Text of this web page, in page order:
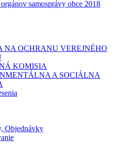
samosprávy obce 2018
NA OCHRANU VEREJNÉHO
KOMISIA
A SOCIÁLNA
Objednávky